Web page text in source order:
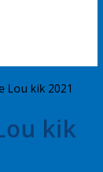
Lou kik 2021
kik